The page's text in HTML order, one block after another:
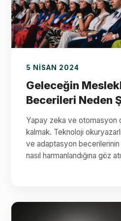
5 NISAN 2024
Geleceğin
Becerileri Neden
Yapay zeka ve otomasyon
kalmak. Teknoloji
ve adaptasyon becerilerinin
nasıl harmanlandığına göz